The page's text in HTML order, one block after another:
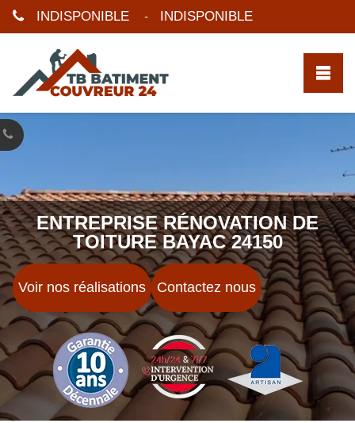
INDISPONIBLE - INDISPONIBLE
ENTREPRISE RÉNOVATION DE
TOITURE BAYAC 24150
Voir nos réalisations Contactez nous